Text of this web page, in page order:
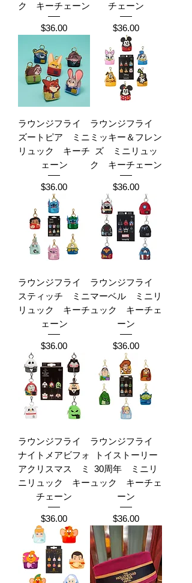
ク キーチェーン
Price
$36.00
チェーン
Price
$36.00
ラウンジフライ
ズートピア ミニ
リュック キーチ
ェーン
Price
$36.00
ラウンジフライ
ミッキー＆フレン
ズ ミニリュッ
ク キーチェーン
Price
$36.00
ラウンジフライ
スティッチ ミニ
リュック キーチ
ェーン
Price
$36.00
ラウンジフライ
マーベル ミニリ
ュック キーチェ
ーン
Price
$36.00
ラウンジフライ
ナイトメアビフォ
アクリスマス ミ
ニリュック キー
チェーン
Price
$36.00
ラウンジフライ
トイストーリー
30周年 ミニリ
ュック キーチェ
ーン
Price
$36.00